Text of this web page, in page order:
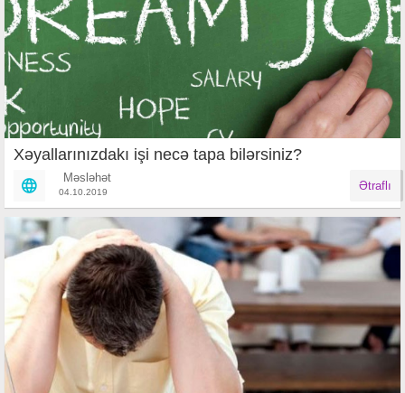
Xəyallarınızdakı işi necə tapa bilərsiniz?
Məsləhət
04.10.2019 Ətraflı